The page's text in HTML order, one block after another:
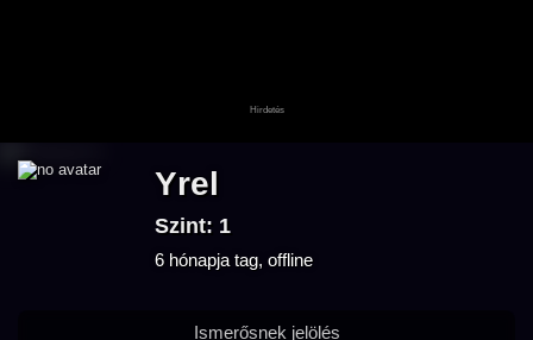
Yrel
Szint: 1
6 hónapja tag, offline
Ismerősnek jelölés